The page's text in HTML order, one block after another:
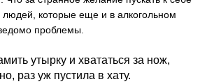
которые еще и в алкогольном
проблемы.
утырку и хвататься за нож,
раз уж пустила в хату.